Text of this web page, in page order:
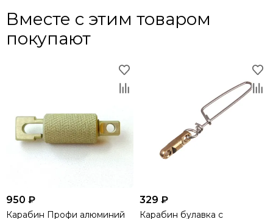
Вместе с этим товаром
покупают
950 ₽
Карабин Профи алюминий
329 ₽
Карабин булавка с